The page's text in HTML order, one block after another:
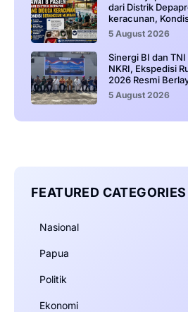
dari Distrik
keracunan,
5 August 2026
Sinergi BI dan
NKRI, Ekspedisi
2026 Resmi
5 August 2026
FEATURED CATEGORIES
Nasional
Papua
Politik
Ekonomi